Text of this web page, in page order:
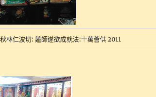
秋林仁波切: 蓮師遂欲成就法:十萬薈供 2011